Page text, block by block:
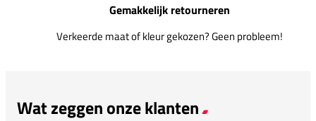
Gemakkelijk retourneren
Verkeerde maat of kleur gekozen? Geen probleem!
Wat zeggen onze klanten